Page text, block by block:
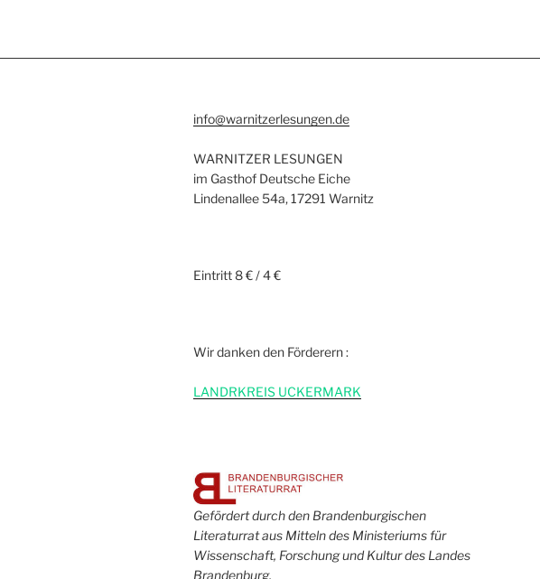
info@warnitzerlesungen.de
WARNITZER LESUNGEN
im Gasthof Deutsche Eiche
Lindenallee 54a, 17291 Warnitz
Eintritt 8 € / 4 €
Wir danken den Förderern :
L ANDRKREIS UCKERMARK
Gefördert durch den Brandenburgischen
Literaturrat aus Mitteln des Ministeriums für
Wissenschaft, Forschung und Kultur des Landes
Brandenburg.